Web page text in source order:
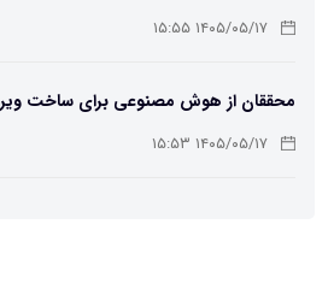
۱۴۰۵/۰۵/۱۷ ۱۵:۵۵
محققان از هوش مصنوعی برای ساخت
استفاده کردند
۱۴۰۵/۰۵/۱۷ ۱۵:۵۳